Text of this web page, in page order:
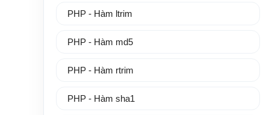
PHP - Hàm ltrim
PHP - Hàm md5
PHP - Hàm rtrim
PHP - Hàm sha1